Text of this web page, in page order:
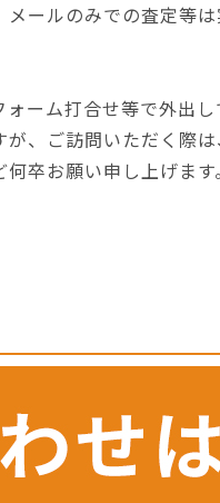
ールのみでの査定等
ーム打合せ等で外出し
、ご訪問いただく際
卒お願い申し上げます。